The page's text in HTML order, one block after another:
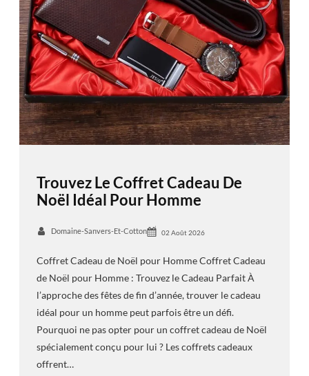
Trouvez Le Coffret Cadeau De
Noël Idéal Pour Homme
Domaine-Sanvers-Et-Cotton 02 Août 2026
Coffret Cadeau de Noël pour Homme Coffret Cadeau
de Noël pour Homme : Trouvez le Cadeau Parfait À
l’approche des fêtes de fin d’année, trouver le cadeau
idéal pour un homme peut parfois être un défi.
Pourquoi ne pas opter pour un coffret cadeau de Noël
spécialement conçu pour lui ? Les coffrets cadeaux
offrent…